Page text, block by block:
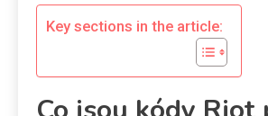
Key sections in the article: